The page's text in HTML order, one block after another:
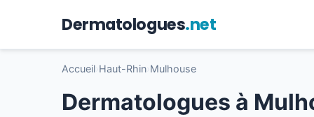
Dermatologues.net
Accueil Haut-Rhin Mulhouse
Dermatologues à